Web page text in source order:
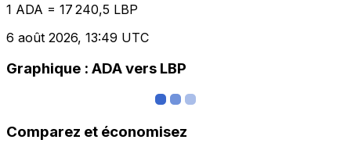
1 ADA = 17 240,5 LBP
6 août 2026, 13:49 UTC
Graphique : ADA vers LBP
Comparez et économisez